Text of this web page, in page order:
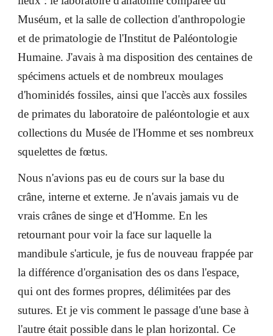
Muséum, et la salle de collection d'anthropologie
et de primatologie de l'Institut de Paléontologie
Humaine. J'avais à ma disposition des centaines de
spécimens actuels et de nombreux moulages
d'hominidés fossiles, ainsi que l'accès aux fossiles
de primates du laboratoire de paléontologie et aux
collections du Musée de l'Homme et ses nombreux
squelettes de fœtus.
Nous n'avions pas eu de cours sur la base du
crâne, interne et externe. Je n'avais jamais vu de
vrais crânes de singe et d'Homme. En les
retournant pour voir la face sur laquelle la
mandibule s'articule, je fus de nouveau frappée par
la différence d'organisation des os dans l'espace,
qui ont des formes propres, délimitées par des
sutures. Et je vis comment le passage d'une base à
l'autre était possible dans le plan horizontal. Ce